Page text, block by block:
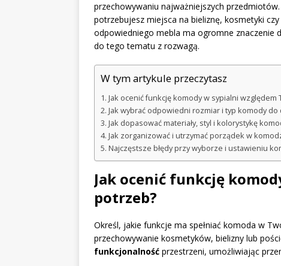
przechowywaniu najważniejszych
potrzebujesz miejsca na bieliznę, kosmetyki
odpowiedniego mebla ma ogromne znaczenie
do tego tematu z rozwagą.
W tym artykule przeczytasz
Jak ocenić funkcję komody w sypialni względem
Jak wybrać odpowiedni rozmiar i typ komody
Jak dopasować materiały, styl i kolorystykę
Jak zorganizować i utrzymać porządek w
Najczęstsze błędy przy wyborze i ustawieniu
Jak ocenić funkcję
potrzeb?
Określ, jakie funkcje ma spełniać komoda w
przechowywanie kosmetyków, bielizny lub
funkcjonalność przestrzeni, umożliwiając